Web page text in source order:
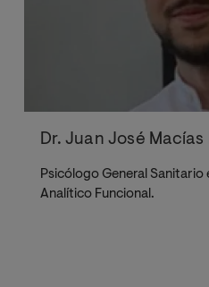
Dr. Juan José Macías
Psicólogo General
Analítico Funcional.